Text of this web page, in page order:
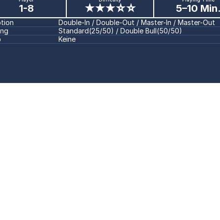
1-8 ★★★☆☆ 5–10
Double-In / Double-Out / Master-In / Master-Out
Standard(25/50) / Double Bull(50/50)
Keine